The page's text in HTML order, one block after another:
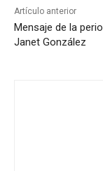
Artículo anterior
Mensaje de la
Janet González